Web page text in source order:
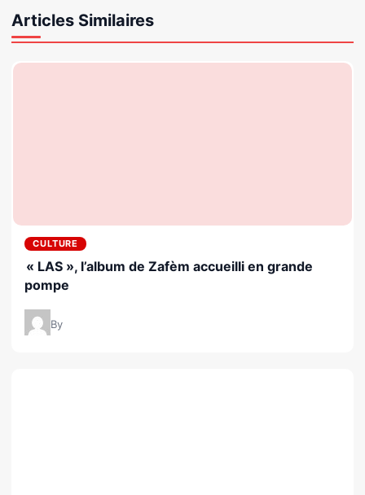
Articles Similaires
CULTURE
« LAS », l’album de Zafèm accueilli en grande
pompe
By